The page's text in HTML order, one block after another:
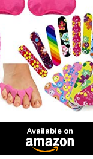
Available on